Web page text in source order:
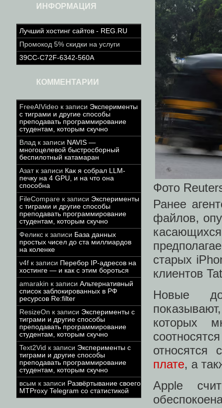
ИНФОРМАЦИЯ
Лучший хостинг сайтов - REG.RU
Промокод 5% скидки на услуги
39CC-C72F-6342-560A
КОММЕНТАРИИ
FreeAIVideo к записи Эксперименты
с тиграми и другие способы
преподавать программирование
студентам, которым скучно
Влад к записи NAVIS —
многоцелевой быстросборный
беспилотный катамаран
Азатк записи Как я собрал LLM-
печку на 4 GPU, и на что она
способна
FileCompare к записи Эксперименты
с тиграми и другие способы
преподавать программирование
студентам, которым скучно
Феликс к записи База данных
простых чисел до ста миллиардов
на коленке
v4f к записи Перебор IP-адресов на
хостинге — и как с этим бороться
amarakin к записи Альтернативный
список заблокированных в РФ
ресурсов Re:filter
ResizeOn к записи Эксперименты с
тиграми и другие способы
преподавать программирование
студентам, которым скучно
Text2Vid к записи Эксперименты с
тиграми и другие способы
преподавать программирование
студентам, которым скучно
всым к записи Развёртывание своего
MTProxy Telegram со статистикой
Фото
Ранее
файлов,
старых
клиентов
Новые
которых
относятся
плате, а
Apple